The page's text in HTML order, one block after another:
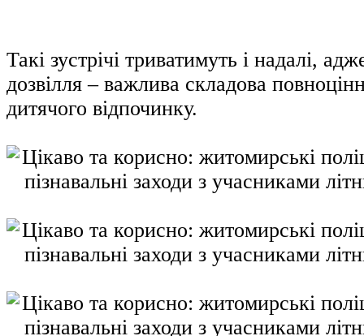
Такі зустрічі триватимуть і надалі,
дозвілля – важлива складова
дитячого відпочинку.